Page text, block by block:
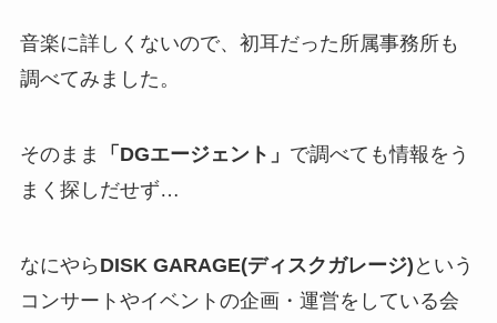
音楽に詳しくないので、初耳だった所属事務所も
調べてみました。
そのまま 「DGエージェント」 で調べても情報をう
まく探しだせず…
なにやら DISK GARAGE(ディスクガレージ) という
コンサートやイベントの企画・運営をしている会